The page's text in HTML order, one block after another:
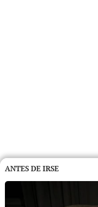
ANTES DE IRSE